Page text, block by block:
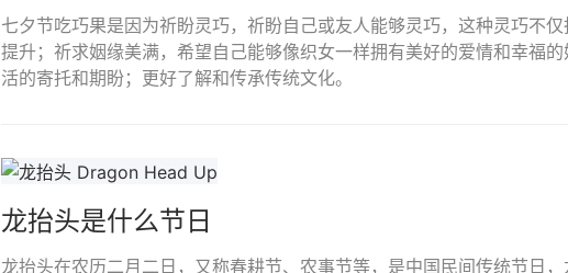
七夕节吃巧果是因为祈盼灵巧，祈盼自己或友人能够灵巧，这种灵巧不
提升；祈求姻缘美满，希望自己能够像织女一样拥有美好的爱情和幸福
活的寄托和期盼；更好了解和传承传统文化。
龙抬头是什么节日
龙抬头在农历二月二日，又称春耕节、农事节等，是中国民间传统节日